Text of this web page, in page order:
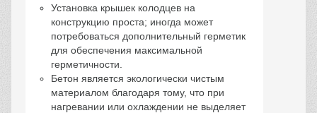
Установка крышек колодцев на
конструкцию проста; иногда может
потребоваться дополнительный герметик
для обеспечения максимальной
герметичности.
Бетон является экологически чистым
материалом благодаря тому, что при
нагревании или охлаждении не выделяет